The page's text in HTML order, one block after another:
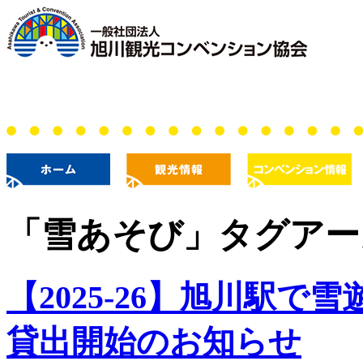
「 雪あそび」タグア
【2025-26】旭川駅で
貸出開始のお知らせ